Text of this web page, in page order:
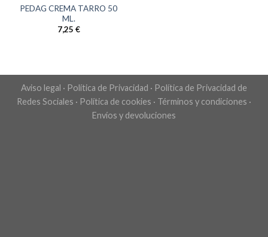
PEDAG CREMA TARRO 50
ML.
7,25 €
Aviso legal · Política de Privacidad · Política de Privacidad de
Redes Sociales · Política de cookies · Términos y condiciones ·
Envíos y devoluciones